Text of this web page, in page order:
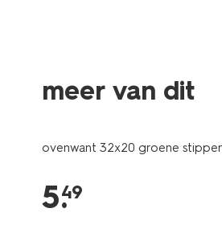
meer van dit
ovenwant 32x20 groene
5.
49